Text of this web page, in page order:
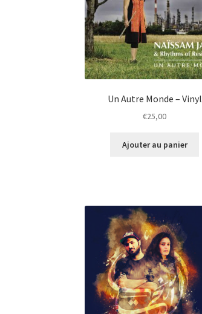
Un Autre Monde – Vinyl
€25,00
Ajouter au panier